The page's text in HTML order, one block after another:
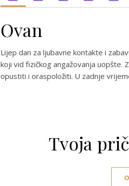
Ovan
Lijep dan za ljubavne kontakte i
koji vid fizičkog angažovanja uopšte.
opustiti i oraspoložiti. U zadnje
Tvoja